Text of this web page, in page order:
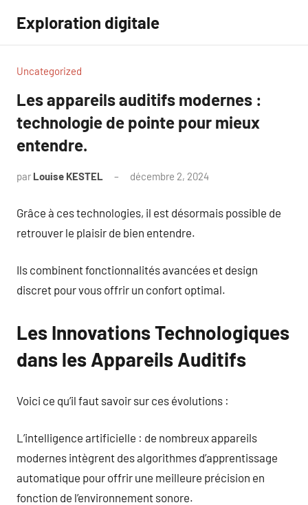
contenu
Exploration digitale
Uncategorized
Les appareils auditifs modernes :
technologie de pointe pour mieux
entendre.
par Louise KESTEL décembre 2, 2024
Grâce à ces technologies, il est désormais possible de
retrouver le plaisir de bien entendre.
Ils combinent fonctionnalités avancées et design
discret pour vous offrir un confort optimal.
Les Innovations Technologiques
dans les Appareils Auditifs
Voici ce qu’il faut savoir sur ces évolutions :
L’intelligence artificielle : de nombreux appareils
modernes intègrent des algorithmes d’apprentissage
automatique pour offrir une meilleure précision en
fonction de l’environnement sonore.